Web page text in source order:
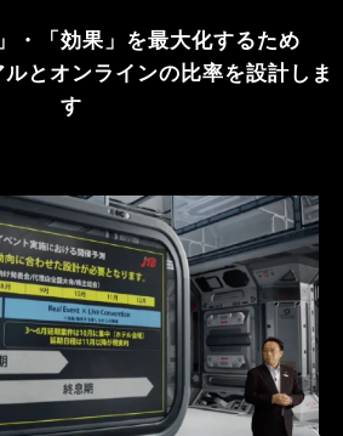
・「効果」を最大化するため
とオンラインの比率を設計しま
す